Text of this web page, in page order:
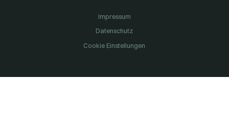
Impressum
Datenschutz
Cookie Einstellungen